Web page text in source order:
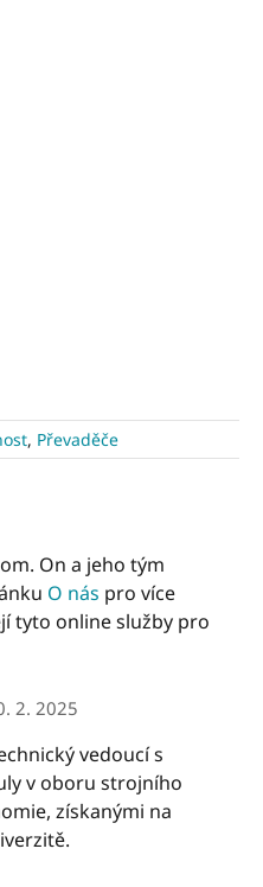
, Převaděče
On a jeho tým
O nás pro více
tyto online služby pro
2. 2025
vedoucí s
v oboru strojního
získanými na